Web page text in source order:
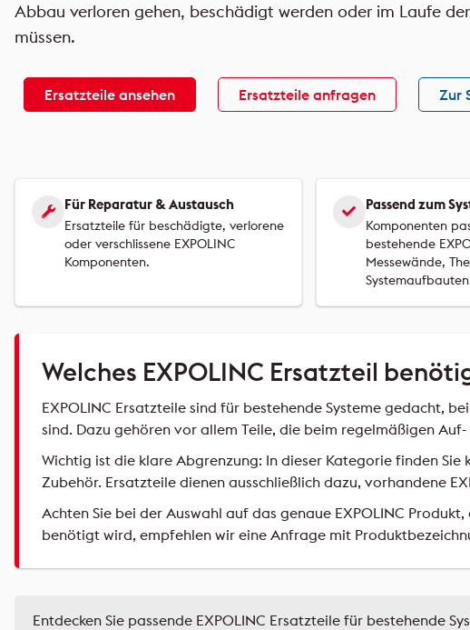
Abbau verloren gehen, beschädigt werden oder im Laufe
müssen.
Ersatzteile ansehen Ersatzteile anfragen Zur
Für Reparatur & Austausch
Ersatzteile für beschädigte, verlorene
oder verschlissene EXPOLINC
Komponenten.
Passend zum
Komponenten
bestehende
Messewände,
Welches EXPOLINC Ersatzteil
EXPOLINC Ersatzteile sind für bestehende Systeme gedacht,
sind. Dazu gehören vor allem Teile, die beim regelmäßigen
Wichtig ist die klare Abgrenzung: In dieser Kategorie finden
Zubehör. Ersatzteile dienen ausschließlich dazu, vorhandene
Achten Sie bei der Auswahl auf das genaue EXPOLINC
benötigt wird, empfehlen wir eine Anfrage mit
Entdecken Sie passende EXPOLINC Ersatzteile für bestehende